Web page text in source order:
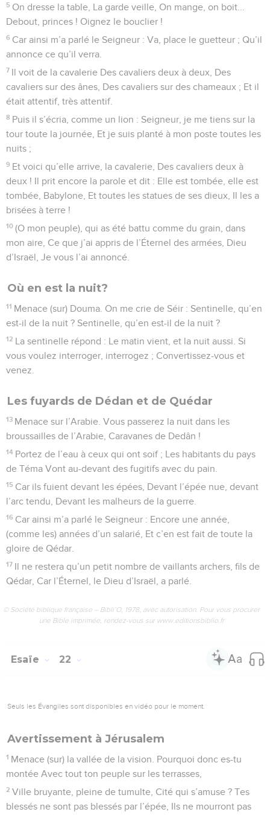
5 On dresse la table, La garde veille, On mange, on boit...
Debout, princes ! Oignez le bouclier !
6 Car ainsi m’a parlé le Seigneur : Va, place le guetteur ; Qu’il
annonce ce qu’il verra.
7 Il voit de la cavalerie Des cavaliers deux à deux, Des
cavaliers sur des ânes, Des cavaliers sur des chameaux ; Et il
était attentif, très attentif.
8 Puis il s’écria, comme un lion : Seigneur, je me tiens sur la
tour toute la journée, Et je suis planté à mon poste toutes les
nuits ;
9 Et voici qu’elle arrive, la cavalerie, Des cavaliers deux à
deux ! Il prit encore la parole et dit : Elle est tombée, elle est
tombée, Babylone, Et toutes les statues de ses dieux, Il les a
brisées à terre !
10 (O mon peuple), qui as été battu comme du grain, dans
mon aire, Ce que j’ai appris de l’Éternel des armées, Dieu
d’Israël, Je vous l’ai annoncé.
Où en est la nuit?
11 Menace (sur) Douma. On me crie de Séir : Sentinelle, qu’en
est-il de la nuit ? Sentinelle, qu’en est-il de la nuit ?
12 La sentinelle répond : Le matin vient, et la nuit aussi. Si
vous voulez interroger, interrogez ; Convertissez-vous et
venez.
Les fuyards de Dédan et de Quédar
13 Menace sur l’Arabie. Vous passerez la nuit dans les
broussailles de l’Arabie, Caravanes de Dedân !
14 Portez de l’eau à ceux qui ont soif ; Les habitants du pays
de Téma Vont au-devant des fugitifs avec du pain.
15 Car ils fuient devant les épées, Devant l’épée nue, devant
l’arc tendu, Devant les malheurs de la guerre.
16 Car ainsi m’a parlé le Seigneur : Encore une année,
(comme les) années d’un salarié, Et c’en est fait de toute la
gloire de Qédar.
17 Il ne restera qu’un petit nombre de vaillants archers, fils de
Qédar, Car l’Éternel, le Dieu d’Israël, a parlé.
© Société biblique française – Bibli’O, 1978, avec autorisation. Pour vous procurer
une Bible imprimée, rendez-vous sur www.editionsbiblio.fr
Esaïe 22
Seuls les Évangiles sont disponibles en vidéo pour le moment.
Avertissement à Jérusalem
1 Menace (sur) la vallée de la vision. Pourquoi donc es-tu
montée Avec tout ton peuple sur les terrasses,
2 Ville bruyante, pleine de tumulte, Cité qui s’amuse ? Tes
blessés ne sont pas blessés par l’épée, Ils ne mourront pas